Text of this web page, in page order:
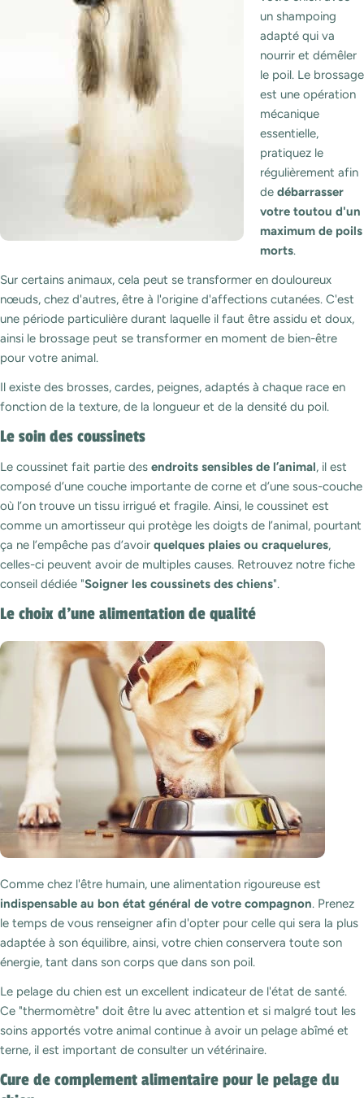
un shampoing
adapté qui va
nourrir et démêler
le poil. Le brossage
est une opération
mécanique
essentielle,
pratiquez le
régulièrement afin
de débarrasser
votre toutou d'un
maximum de poils
morts.
Sur certains animaux, cela peut se transformer en douloureux
nœuds, chez d'autres, être à l'origine d'affections cutanées. C'est
une période particulière durant laquelle il faut être assidu et doux,
ainsi le brossage peut se transformer en moment de bien-être
pour votre animal.
Il existe des brosses, cardes, peignes, adaptés à chaque race en
fonction de la texture, de la longueur et de la densité du poil.
Le soin des coussinets
Le coussinet fait partie des endroits sensibles de l’animal, il est
composé d’une couche importante de corne et d’une sous-couche
où l’on trouve un tissu irrigué et fragile. Ainsi, le coussinet est
comme un amortisseur qui protège les doigts de l’animal, pourtant
ça ne l’empêche pas d’avoir quelques plaies ou craquelures,
celles-ci peuvent avoir de multiples causes. Retrouvez notre fiche
conseil dédiée "Soigner les coussinets des chiens".
Le choix d'une alimentation de qualité
Comme chez l'être humain, une alimentation rigoureuse est
indispensable au bon état général de votre compagnon. Prenez
le temps de vous renseigner afin d'opter pour celle qui sera la plus
adaptée à son équilibre, ainsi, votre chien conservera toute son
énergie, tant dans son corps que dans son poil.
Le pelage du chien est un excellent indicateur de l'état de santé.
Ce "thermomètre" doit être lu avec attention et si malgré tout les
soins apportés votre animal continue à avoir un pelage abîmé et
terne, il est important de consulter un vétérinaire.
Cure de complement alimentaire pour le pelage du